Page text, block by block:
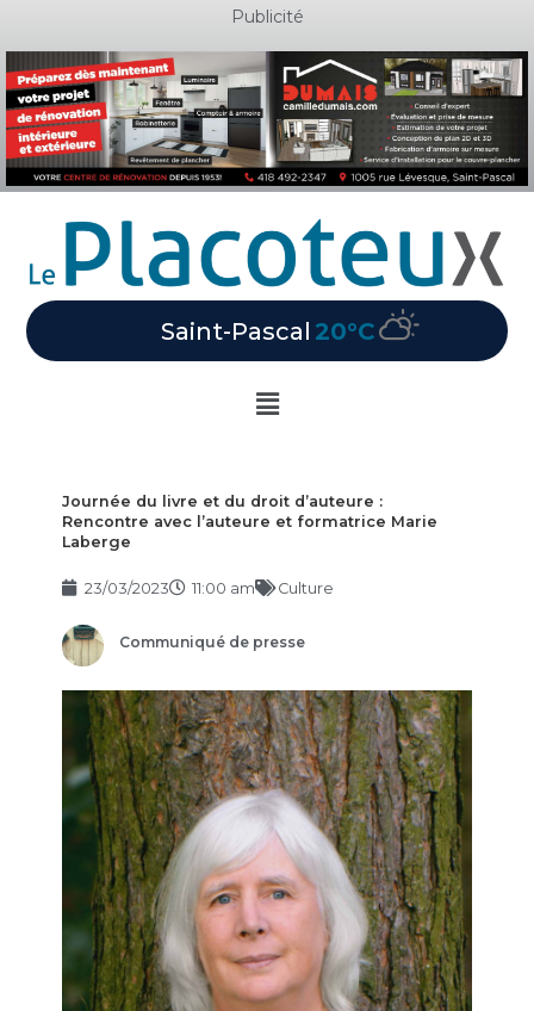
Publicité
Saint-Pascal 20°C
Main
Journée du livre et du droit d’auteure :
Rencontre avec l’auteure et formatrice Marie
Laberge
23/03/2023 11:00 am Culture
Communiqué de presse